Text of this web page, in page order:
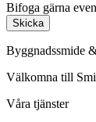
Bifoga gärna
Skicka
Byggnadssmide
Välkomna till
Våra tjänster